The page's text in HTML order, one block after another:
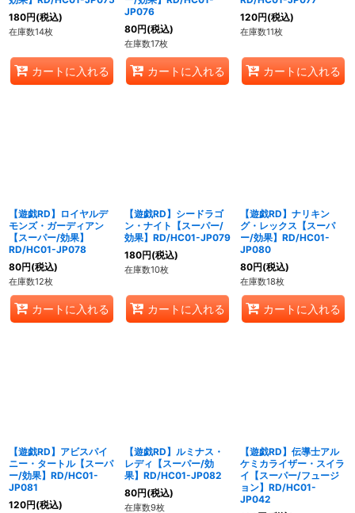
180円(税込)
在庫数14枚
カートに入れる
JP076
80円(税込)
在庫数17枚
カートに入れる
120円(税込)
在庫数11枚
カートに入れる
【遊戯RD】ロイヤルデ
モンズ・ガーディアン
【スーパー/効果】
RD/HC01-JP078
80円(税込)
在庫数12枚
カートに入れる
【遊戯RD】シードラゴ
ン・ナイト【スーパー/
効果】RD/HC01-JP079
180円(税込)
在庫数10枚
カートに入れる
【遊戯RD】ナリキン
グ・レックス【スーパ
ー/効果】RD/HC01-
JP080
80円(税込)
在庫数18枚
カートに入れる
【遊戯RD】アビスパイ
ニー・タートル【スーパ
ー/効果】RD/HC01-
JP081
120円(税込)
【遊戯RD】ルミナス・
レディ【スーパー/効
果】RD/HC01-JP082
80円(税込)
在庫数9枚
【遊戯RD】伝導士アル
ケミカライザー・スイラ
イ【スーパー/フュージ
ョン】RD/HC01-
JP042